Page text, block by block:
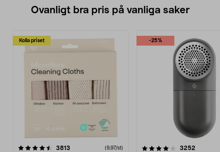
Ovanligt bra pris på vanliga saker
Kolla priset
3813 (9,97/st)
-25%
4.0av 5 stjärnor 3252
4.5av 5 stjärnor